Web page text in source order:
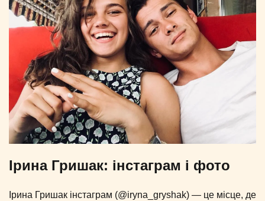
Ірина Гришак: інстаграм і фото
Ірина Гришак інстаграм (@iryna_gryshak) — це місце, де